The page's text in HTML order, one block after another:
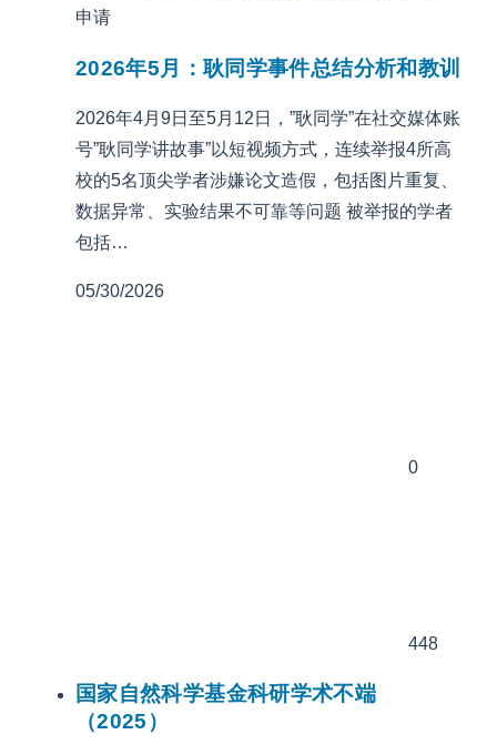
申请
2026年5月：耿同学事件总结分析和教训
2026年4月9日至5月12日，”耿同学”在社交媒体账
号”耿同学讲故事”以短视频方式，连续举报4所高
校的5名顶尖学者涉嫌论文造假，包括图片重复、
数据异常、实验结果不可靠等问题 被举报的学者
包括…
05/30/2026
0
448
国家自然科学基金科研学术不端
（2025）